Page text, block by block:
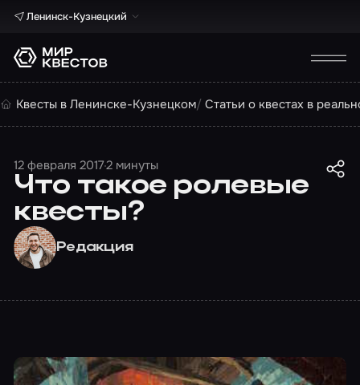
Ленинск-Кузнецкий
Квесты в Ленинске-Кузнецком Статьи о квестах в
12 февраля 20172 минуты
Что такое ролевые
квесты?
Редакция